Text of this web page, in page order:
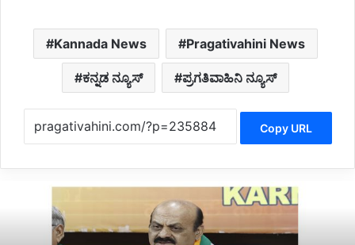
Kannada News Pragativahini News
ಕನ್ನಡ ನ್ಯೂಸ್ ಪ್ರಗತಿವಾಹಿನಿ ನ್ಯೂಸ್
Copy URL